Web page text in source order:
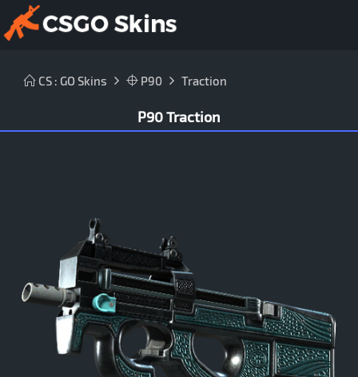
CS : GO Skins P90 Traction
P90 Traction